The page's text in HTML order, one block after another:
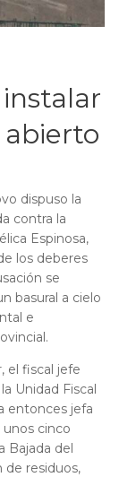
abierto
dispuso la
contra la
Espinosa,
los deberes
se
basural a cielo
e
el fiscal jefe
Unidad Fiscal
entonces jefa
cinco
Bajada del
de residuos,